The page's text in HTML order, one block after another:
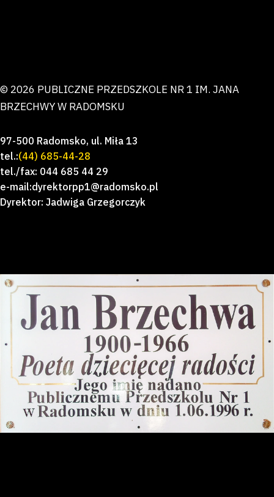
© 2026 PUBLICZNE PRZEDSZKOLE NR 1 IM. JANA
BRZECHWY W RADOMSKU
97-500 Radomsko, ul. Miła 13
tel.:(44) 685-44-28
tel./fax: 044 685 44 29
e-mail:dyrektorpp1@radomsko.pl
Dyrektor: Jadwiga Grzegorczyk